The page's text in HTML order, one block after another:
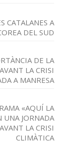
CATALANES A
DEL SUD
DE LA
LA CRISI
A MANRESA
«AQUÍ LA
UNA JORNADA
LA CRISI
CLIMÀTICA